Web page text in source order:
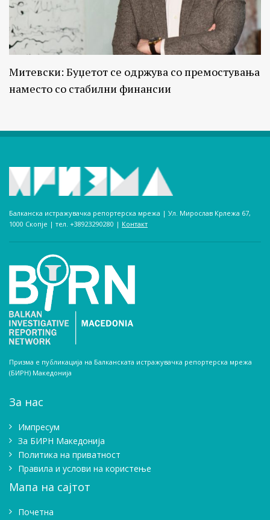
Митевски: Буџетот се одржува со премостувања
наместо со стабилни финансии
Балканска истражувачка репортерска мрежа | Ул. Мирослав Крлежа 67,
1000 Скопје | тел. +38923290280­ | Контакт
Призма е публикација на Балканската истражувачка репортерска мрежа
(БИРН) Македонија
За нас
Импресум
Зa БИРН Македонија
Политика на приватност
Правила и услови на користење
Мапа на сајтот
Почетна